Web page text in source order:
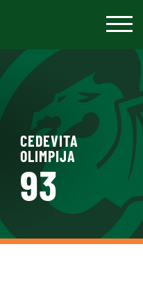
CEDEVITA
OLIMPIJA
93